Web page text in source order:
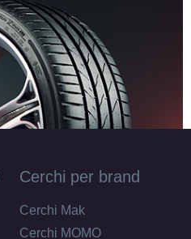
Cerchi per brand
Cerchi Mak
Cerchi MOMO